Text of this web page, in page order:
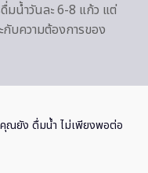
มน้ำวันละ 6-8 แก้ว แต่
กับความต้องการของ
ยัง ดื่มน้ำ ไม่เพียงพอต่อ